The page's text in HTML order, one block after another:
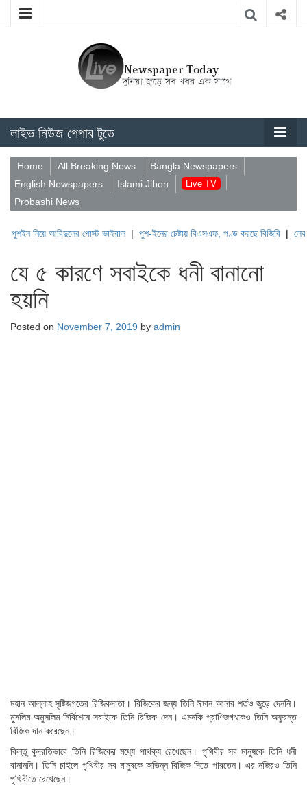
লাইভ নিউজ পেপার টুডে
Home All Breaking News
Bangla Newspapers
English Newspapers
Islami Jibon Live TV
Probashi News
আবিদুলের পোস্ট ভাইরাল| পুশ-ইনের চেষ্টায় বিএসএফ, পণ্ড করছে বিজিবি|লেবাননের
যে ৫ কারণে সবাইকে ধনী বানানো
হয়নি
Posted on November 7, 2019 by admin
মহান আল্লাহ সৃষ্টিজগতের রিজিকদাতা। রিজিকের জন্য তিনি ঈমান আনার শর্তও জুড়ে দেননি।
মুসলিম-অমুসলিম-নির্বিশেষে সবাইকে তিনি রিজিক দেন। এমনকি প্রাণিজগৎকেও তিনি অফুরন্ত
রিজিক দান করেছেন।
কিন্তু কুদরতিভাবে তিনি রিজিকের মধ্যে পার্থক্য রেখেছেন। পৃথিবীর সব মানুষকে তিনি ধনী
বানাননি। তিনি চাইলে পৃথিবীর সব মানুষকে অভিন্ন রিজিক দিতে পারতেন। এর নজিরও তিনি
পৃথিবীতে রেখেছেন।